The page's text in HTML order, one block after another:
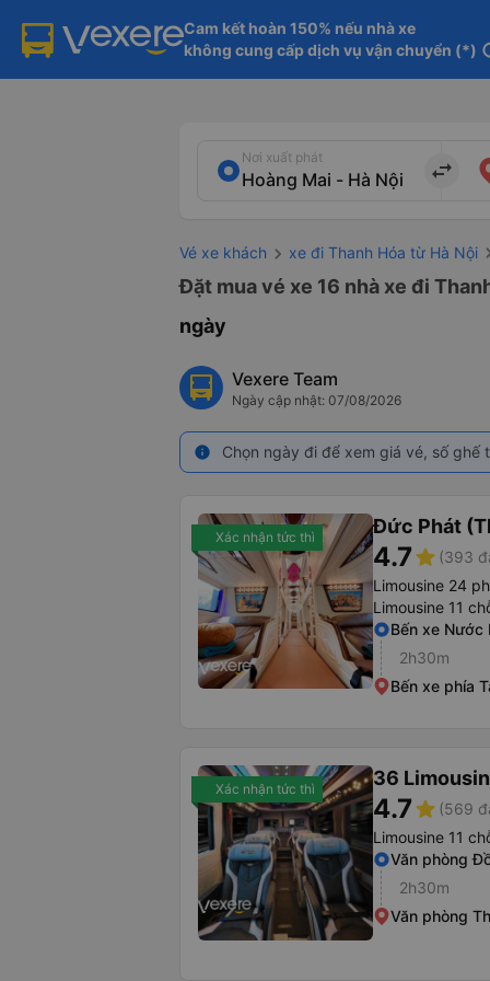
Cam kết hoàn 150% nếu nhà xe
không cung cấp dịch vụ vận chuyển (*)
Nơi xuất phát
import_export
Vé xe khách xe đi Thanh Hóa từ Hà Nội
Đặt mua vé xe 16 nhà xe đi
ngày
Vexere Team
Ngày cập nhật: 07/08/2026
info Chọn ngày đi để xem giá vé, số
Xác nhận tức thì Đức Phát
4.7star (393
Limousine 24
Limousine 11
Bến xe Nước
2h30m
Bến xe phía
Xác nhận tức thì 36
4.7star (569
Limousine 11
Văn phòng
2h30m
Văn phòng